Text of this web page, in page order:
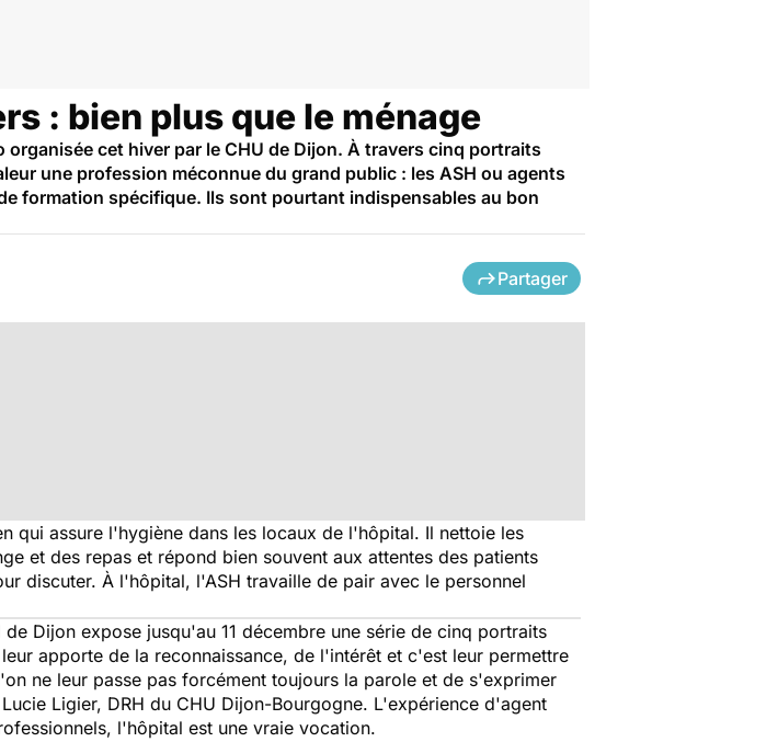
: bien plus que le ménage
cet hiver par le CHU de Dijon. À travers cinq portraits
une profession méconnue du grand public : les ASH ou agents
formation spécifique. Ils sont pourtant indispensables au bon
Partager
qui assure l'hygiène dans les locaux de l'hôpital. Il nettoie les
et des repas et répond bien souvent aux attentes des patients
discuter. À l'hôpital, l'ASH travaille de pair avec le personnel
Dijon expose jusqu'au 11 décembre une série de cinq portraits
apporte de la reconnaissance, de l'intérêt et c'est leur permettre
ne leur passe pas forcément toujours la parole et de s'exprimer
Ligier, DRH du CHU Dijon-Bourgogne. L'expérience d'agent
l'hôpital est une vraie vocation.